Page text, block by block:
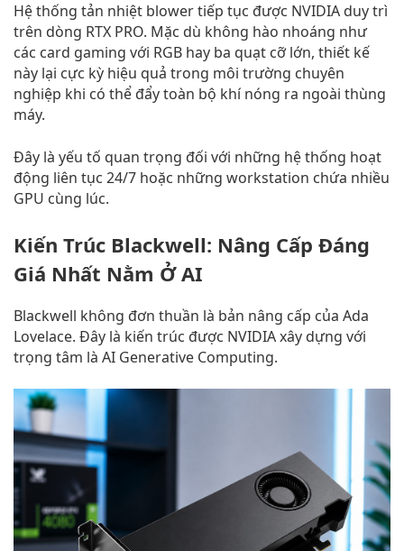
Hệ thống tản nhiệt blower tiếp tục được NVIDIA duy trì
trên dòng RTX PRO. Mặc dù không hào nhoáng như
các card gaming với RGB hay ba quạt cỡ lớn, thiết kế
này lại cực kỳ hiệu quả trong môi trường chuyên
nghiệp khi có thể đẩy toàn bộ khí nóng ra ngoài thùng
máy.
Đây là yếu tố quan trọng đối với những hệ thống hoạt
động liên tục 24/7 hoặc những workstation chứa nhiều
GPU cùng lúc.
Kiến Trúc Blackwell: Nâng Cấp Đáng
Giá Nhất Nằm Ở AI
Blackwell không đơn thuần là bản nâng cấp của Ada
Lovelace. Đây là kiến trúc được NVIDIA xây dựng với
trọng tâm là AI Generative Computing.